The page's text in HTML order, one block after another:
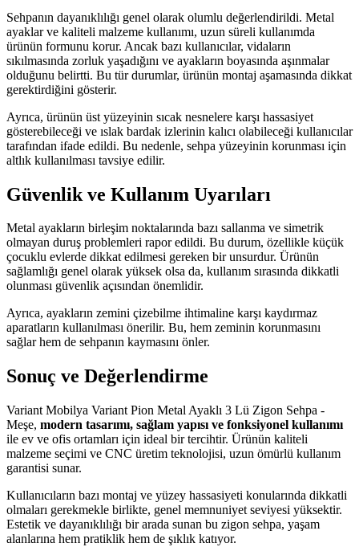
Sehpanın dayanıklılığı genel olarak olumlu değerlendirildi. Metal
ayaklar ve kaliteli malzeme kullanımı, uzun süreli kullanımda
ürünün formunu korur. Ancak bazı kullanıcılar, vidaların
sıkılmasında zorluk yaşadığını ve ayakların boyasında aşınmalar
olduğunu belirtti. Bu tür durumlar, ürünün montaj aşamasında dikkat
gerektirdiğini gösterir.
Ayrıca, ürünün üst yüzeyinin sıcak nesnelere karşı hassasiyet
gösterebileceği ve ıslak bardak izlerinin kalıcı olabileceği kullanıcılar
tarafından ifade edildi. Bu nedenle, sehpa yüzeyinin korunması için
altlık kullanılması tavsiye edilir.
Güvenlik ve Kullanım Uyarıları
Metal ayakların birleşim noktalarında bazı sallanma ve simetrik
olmayan duruş problemleri rapor edildi. Bu durum, özellikle küçük
çocuklu evlerde dikkat edilmesi gereken bir unsurdur. Ürünün
sağlamlığı genel olarak yüksek olsa da, kullanım sırasında dikkatli
olunması güvenlik açısından önemlidir.
Ayrıca, ayakların zemini çizebilme ihtimaline karşı kaydırmaz
aparatların kullanılması önerilir. Bu, hem zeminin korunmasını
sağlar hem de sehpanın kaymasını önler.
Sonuç ve Değerlendirme
Variant Mobilya Variant Pion Metal Ayaklı 3 Lü Zigon Sehpa -
Meşe, modern tasarımı, sağlam yapısı ve fonksiyonel kullanımı
ile ev ve ofis ortamları için ideal bir tercihtir. Ürünün kaliteli
malzeme seçimi ve CNC üretim teknolojisi, uzun ömürlü kullanım
garantisi sunar.
Kullanıcıların bazı montaj ve yüzey hassasiyeti konularında dikkatli
olmaları gerekmekle birlikte, genel memnuniyet seviyesi yüksektir.
Estetik ve dayanıklılığı bir arada sunan bu zigon sehpa, yaşam
alanlarına hem pratiklik hem de şıklık katıyor.